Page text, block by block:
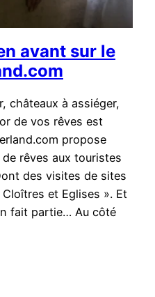
avant sur le
châteaux à assiéger,
de vos rêves est
propose
rêves aux touristes
des visites de sites
et Eglises ». Et
fait partie… Au côté